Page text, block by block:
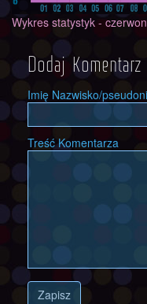
Wykres statystyk -
Dodaj Komentarz
Imię Nazwisko/
Treść Komentarza
Zapisz